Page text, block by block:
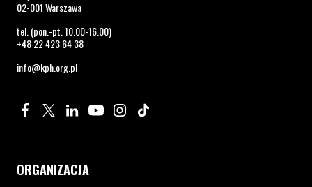
02-001 Warszawa
tel. (pon.-pt. 10.00-16.00)
+48 22 423 64 38
info@kph.org.pl
Profil na Facebook. Strona otwiera się w nowym oknie.
Profil na Twitter. Strona otwiera się w nowym oknie.
Profil na LinkedIn. Strona otwiera się w nowym oknie.
Profil na YouTube. Strona otwiera się w nowym
Profil na Instagram. Strona otwiera się
ORGANIZACJA